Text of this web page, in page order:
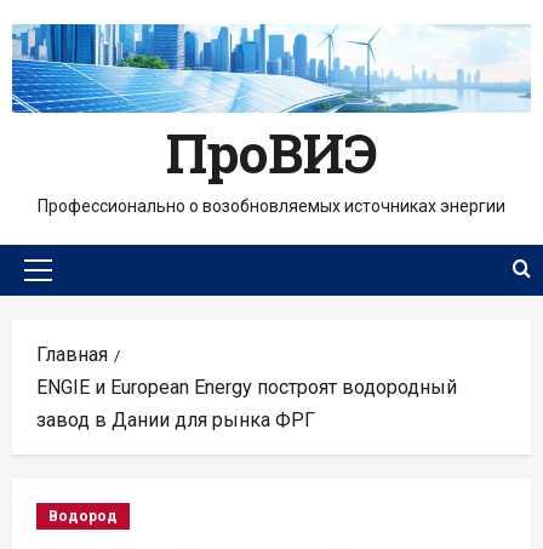
содержимому
ПроВИЭ
Профессионально о возобновляемых источниках энергии
Основное
Главная
ENGIE и European Energy построят водородный
завод в Дании для рынка ФРГ
Водород